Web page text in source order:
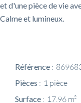
et d'une pièce de vie
Calme et lumineux.
Référence
Pièces 1 pièce
Surface 17.96 m²